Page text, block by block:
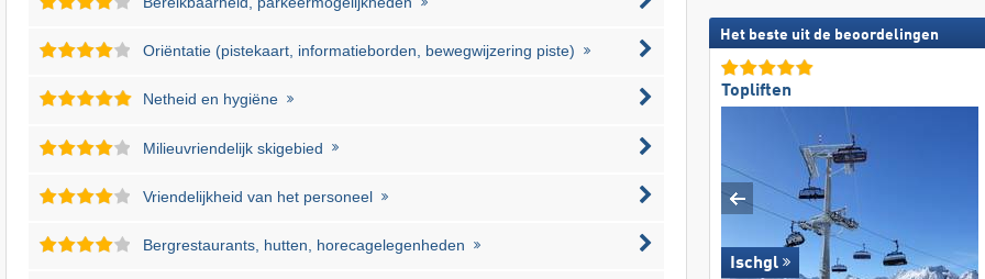
Oriëntatie (pistekaart, informatieborden, bewegwijzering piste)
Netheid en hygiëne
Milieuvriendelijk skigebied
Vriendelijkheid van het personeel
Bergrestaurants, hutten, horecagelegenheden
Het beste uit de beoordelingen
Topliften
Ischgl